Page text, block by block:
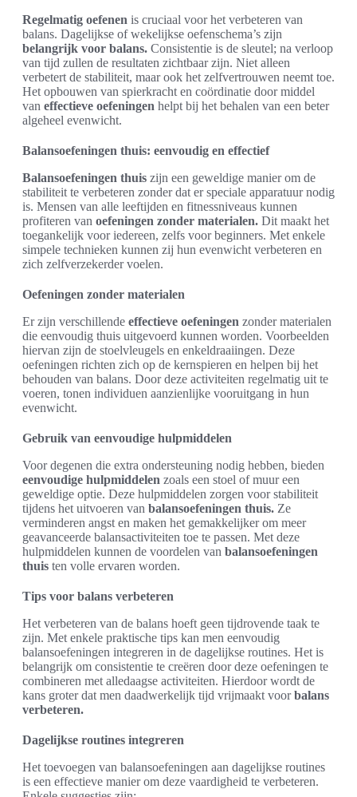
Regelmatig oefenen is cruciaal voor het verbeteren van
balans. Dagelijkse of wekelijkse oefenschema’s zijn
belangrijk voor balans. Consistentie is de sleutel; na verloop
van tijd zullen de resultaten zichtbaar zijn. Niet alleen
verbetert de stabiliteit, maar ook het zelfvertrouwen neemt toe.
Het opbouwen van spierkracht en coördinatie door middel
van effectieve oefeningen helpt bij het behalen van een beter
algeheel evenwicht.
Balansoefeningen thuis: eenvoudig en effectief
Balansoefeningen thuis zijn een geweldige manier om de
stabiliteit te verbeteren zonder dat er speciale apparatuur nodig
is. Mensen van alle leeftijden en fitnessniveaus kunnen
profiteren van oefeningen zonder materialen. Dit maakt het
toegankelijk voor iedereen, zelfs voor beginners. Met enkele
simpele technieken kunnen zij hun evenwicht verbeteren en
zich zelfverzekerder voelen.
Oefeningen zonder materialen
Er zijn verschillende effectieve oefeningen zonder materialen
die eenvoudig thuis uitgevoerd kunnen worden. Voorbeelden
hiervan zijn de stoelvleugels en enkeldraaiingen. Deze
oefeningen richten zich op de kernspieren en helpen bij het
behouden van balans. Door deze activiteiten regelmatig uit te
voeren, tonen individuen aanzienlijke vooruitgang in hun
evenwicht.
Gebruik van eenvoudige hulpmiddelen
Voor degenen die extra ondersteuning nodig hebben, bieden
eenvoudige hulpmiddelen zoals een stoel of muur een
geweldige optie. Deze hulpmiddelen zorgen voor stabiliteit
tijdens het uitvoeren van balansoefeningen thuis. Ze
verminderen angst en maken het gemakkelijker om meer
geavanceerde balansactiviteiten toe te passen. Met deze
hulpmiddelen kunnen de voordelen van balansoefeningen
thuis ten volle ervaren worden.
Tips voor balans verbeteren
Het verbeteren van de balans hoeft geen tijdrovende taak te
zijn. Met enkele praktische tips kan men eenvoudig
balansoefeningen integreren in de dagelijkse routines. Het is
belangrijk om consistentie te creëren door deze oefeningen te
combineren met alledaagse activiteiten. Hierdoor wordt de
kans groter dat men daadwerkelijk tijd vrijmaakt voorbalans
verbeteren.
Dagelijkse routines integreren
Het toevoegen van balansoefeningen aan dagelijkse routines
is een effectieve manier om deze vaardigheid te verbeteren.